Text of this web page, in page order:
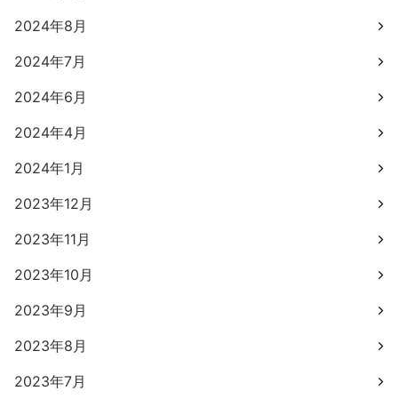
2024年8月
2024年7月
2024年6月
2024年4月
2024年1月
2023年12月
2023年11月
2023年10月
2023年9月
2023年8月
2023年7月